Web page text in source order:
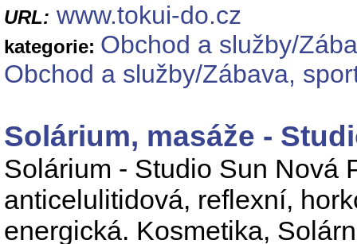
URL: www.tokui-do.cz
kategorie: Obchod a služby/
Obchod a služby/Zábava,
Solárium, masáže -
Solárium - Studio Sun Nová
anticelulitidová, reflexní,
energická. Kosmetika,